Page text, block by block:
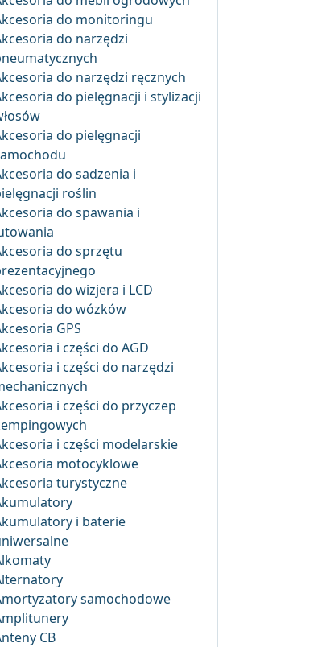
do monitoringu
do narzędzi
do narzędzi ręcznych
do pielęgnacji i stylizacji
do pielęgnacji
do sadzenia i
roślin
do spawania i
do sprzętu
do wizjera i LCD
do wózków
GPS
i części do AGD
i części do narzędzi
i części do przyczep
i części modelarskie
motocyklowe
turystyczne
i baterie
samochodowe
CB